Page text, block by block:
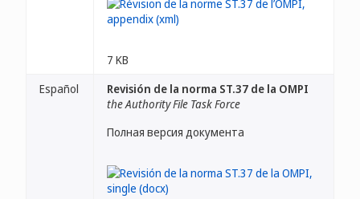
7 KB
Español
Revisión de la norma ST.37 de la OMPI
the Authority File Task Force
Полная версия документа